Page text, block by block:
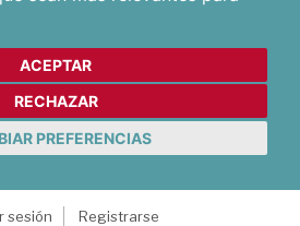
ACEPTAR
RECHAZAR
PREFERENCIAS
sesión
Registrarse